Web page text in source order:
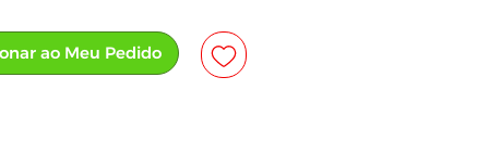
ao Meu Pedido